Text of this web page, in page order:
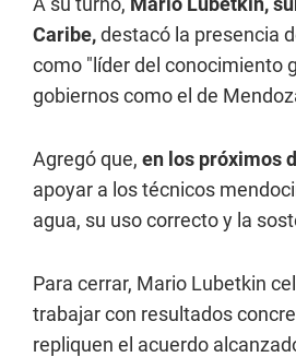
Caribe,destacó la presencia
como "líder del conocimiento
gobiernos como el de
Agregó que, en los próximos
apoyar a los técnicos
agua, su uso correcto y la
Para cerrar, Mario Lubetkin
trabajar con resultados
repliquen el acuerdo